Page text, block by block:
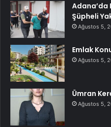
Adana’da
Şüpheli
Ağustos 5,
Emlak
Ağustos 5,
Ümran
Ağustos 5,